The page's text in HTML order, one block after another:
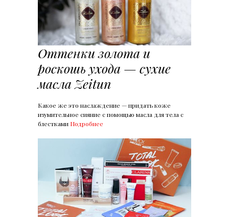
Оттенки золота и
роскошь ухода — сухие
масла Zeitun
Какое же это наслаждение — придать коже
изумительное сияние с помощью масла для тела с
блестками Подробнее